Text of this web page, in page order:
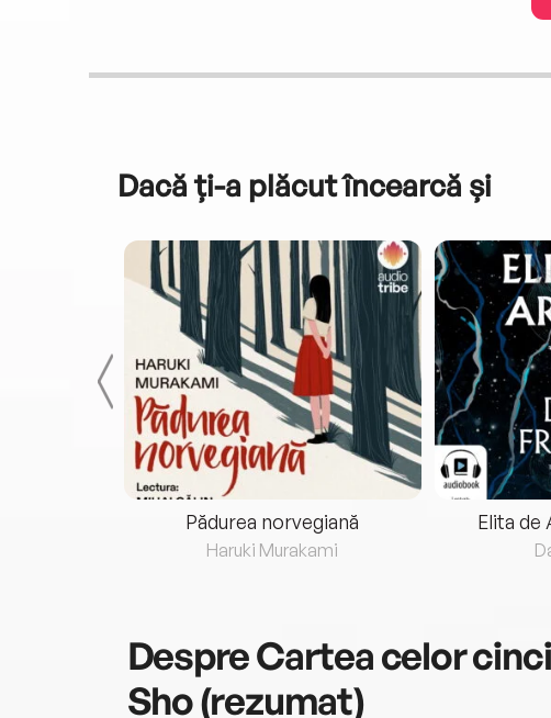
Dacă ți-a plăcut încearcă și
Pădurea norvegiană
Haruki Murakami
Elita de
DespreCartea celor
Sho (rezumat)